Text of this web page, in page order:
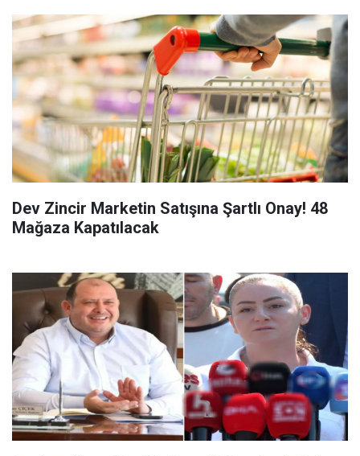
Dev Zincir Marketin Satışına Şartlı Onay! 48
Mağaza Kapatılacak